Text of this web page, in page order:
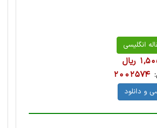
انگلیسی
ریال
2002574
و دانلود